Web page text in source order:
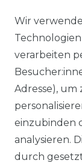
Wir
verarbeiten
Adresse), um
einzubinden
analysieren.
durch